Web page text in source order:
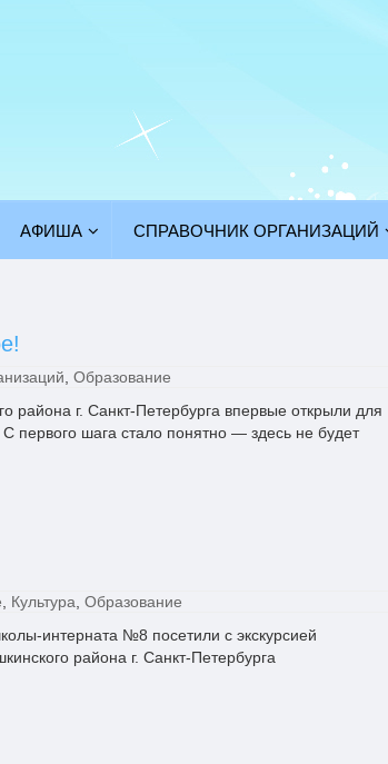
АФИША СПРАВОЧНИК ОРГАНИЗАЦИЙ
Образование
района г. Санкт-Петербурга впервые открыли для
первого шага стало понятно — здесь не будет
Культура Образование
интерната №8 посетили с экскурсией
района г. Санкт-Петербурга